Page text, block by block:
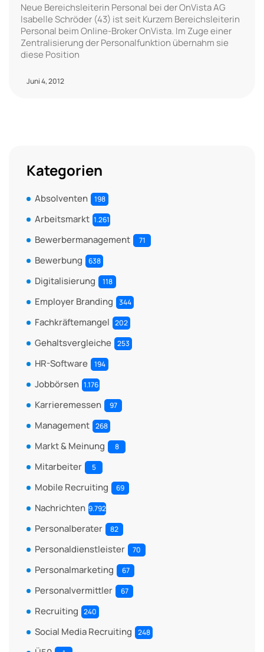
Neue Bereichsleiterin Personal bei der OnVista AG
Isabelle Schröder (43) ist seit Kurzem Bereichsleiterin
Personal beim Online-Broker OnVista. Im Zuge einer
Zentralisierung der Personalfunktion übernahm sie
diese Position
Juni 4, 2012
Kategorien
Absolventen 198
Arbeitsmarkt 1.261
Bewerbermanagement 71
Bewerbung 638
Digitalisierung 118
Employer Branding 344
Fachkräftemangel 202
Gehaltsvergleiche 253
HR-Software 194
Jobbörsen 1.176
Karrieremessen 97
Management 268
Markt & Meinung 8
Mitarbeiter 5
Mobile Recruiting 69
Nachrichten 9.792
Personalberater 82
Personaldienstleister 70
Personalmarketing 67
Personalvermittler 67
Recruiting 240
Social Media Recruiting 248